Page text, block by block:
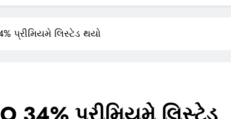
પ્રીમિયમે લિસ્ટેડ થયો